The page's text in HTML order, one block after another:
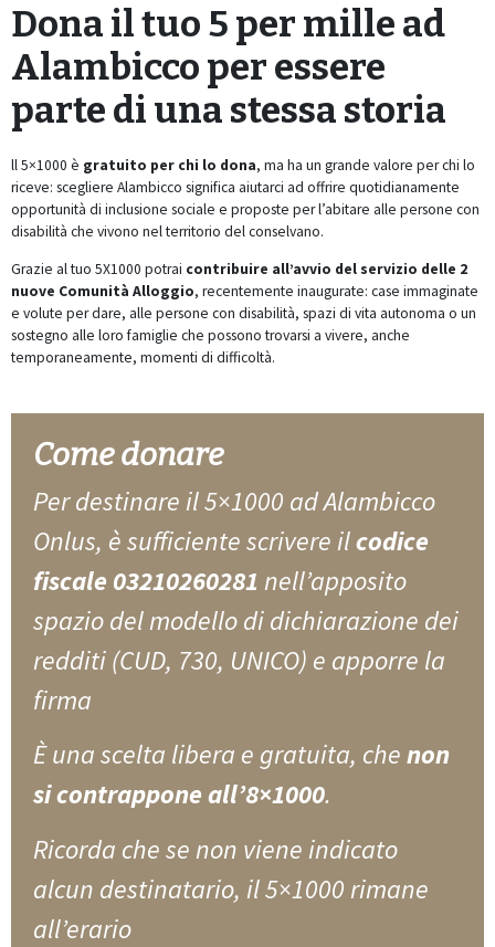
Dona il tuo 5 per mille ad
Alambicco per essere
parte di una stessa storia
ll 5×1000 è gratuito per chi lo dona, ma ha un grande valore per chi lo
riceve: scegliere Alambicco significa aiutarci ad offrire quotidianamente
opportunità di inclusione sociale e proposte per l’abitare alle persone con
disabilità che vivono nel territorio del conselvano.
Grazie al tuo 5X1000 potrai contribuire all’avvio del servizio delle 2
nuove Comunità Alloggio, recentemente inaugurate: case immaginate
e volute per dare, alle persone con disabilità, spazi di vita autonoma o un
sostegno alle loro famiglie che possono trovarsi a vivere, anche
temporaneamente, momenti di difficoltà.
Come donare
Per destinare il 5×1000 ad Alambicco
Onlus, è sufficiente scrivere ilcodice
fiscale 03210260281 nell’apposito
spazio del modello di dichiarazione dei
redditi (CUD, 730, UNICO) e apporre la
firma
È una scelta libera e gratuita, chenon
si contrappone all’8×1000.
Ricorda che se non viene indicato
alcun destinatario, il 5×1000 rimane
all’erario